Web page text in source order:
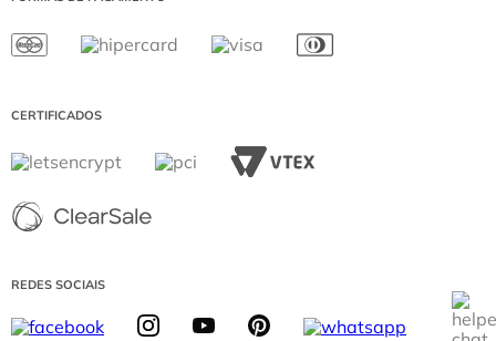
PÁTIO HIGIENÓPOLIS
LOJA BATEL
SÁBADO DE 08:00 ÀS 13:00
(EXCETO DOMINGOS E FERIADOS)
CERTIFICADOS
REDES SOCIAIS